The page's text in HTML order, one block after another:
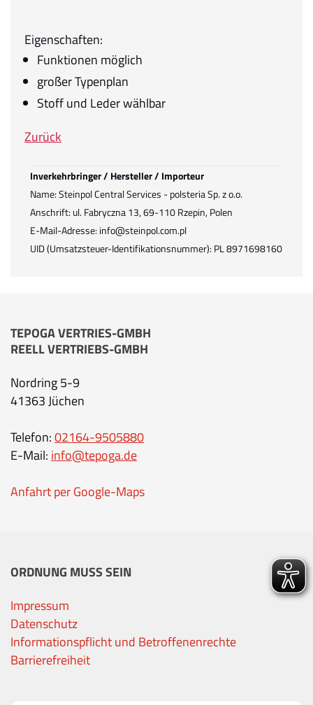
Eigenschaften:
Funktionen möglich
großer Typenplan
Stoff und Leder wählbar
Zurück
Inverkehrbringer / Hersteller / Importeur
Name: Steinpol Central Services - polsteria Sp. z o.o.
Anschrift: ul. Fabryczna 13, 69-110 Rzepin, Polen
E-Mail-Adresse: info@steinpol.com.pl
UID (Umsatzsteuer-Identifikationsnummer): PL 8971698160
TEPOGA VERTRIES-GMBH
REELL VERTRIEBS-GMBH
Nordring 5-9
41363 Jüchen
Telefon:02164-9505880
E-Mail: info@tepoga.de
Anfahrt per Google-Maps
ORDNUNG MUSS SEIN
Impressum
Datenschutz
Informationspflicht und Betroffenenrechte
Barrierefreiheit